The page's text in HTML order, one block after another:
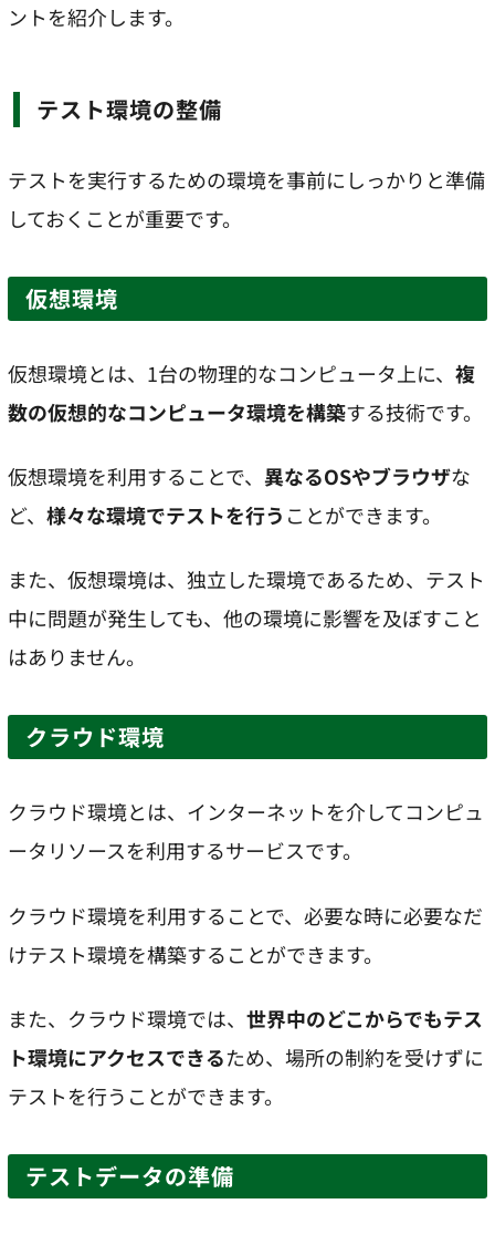
ントを紹介します。
テスト環境の整備
テストを実行するための環境を事前にしっかりと準備
しておくことが重要です。
仮想環境
仮想環境とは、1台の物理的なコンピュータ上に、 複
数の仮想的なコンピュータ環境を構築する技術です。
仮想環境を利用することで、 異なるOSやブラウザな
ど、 様々な環境でテストを行う ことができます。
また、仮想環境は、独立した環境であるため、テスト
中に問題が発生しても、他の環境に影響を及ぼすこと
はありません。
クラウド環境
クラウド環境とは、インターネットを介してコンピュ
ータリソースを利用するサービスです。
クラウド環境を利用することで、必要な時に必要なだ
けテスト環境を構築することができます。
また、クラウド環境では、 世界中のどこからでもテス
ト環境にアクセスできるため、場所の制約を受けずに
テストを行うことができます。
テストデータの準備